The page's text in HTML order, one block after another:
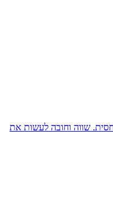
שווה וחובה לעשות את